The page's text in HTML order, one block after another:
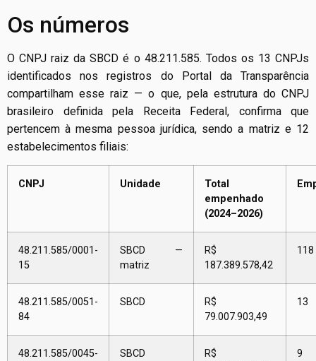
Os números
O CNPJ raiz da SBCD é o 48.211.585. Todos os 13 CNPJs
identificados nos registros do Portal da Transparência
compartilham esse raiz — o que, pela estrutura do CNPJ
brasileiro definida pela Receita Federal, confirma que
pertencem à mesma pessoa jurídica, sendo a matriz e 12
estabelecimentos filiais:
CNPJ Unidade
Total
empenhado
(2024–2026)
48.211.585/0001-
15
SBCD —
matriz
R$
187.389.578,42
118
48.211.585/0051-
84
SBCD
R$
79.007.903,49
13
48.211.585/0045-
SBCD
R$
9